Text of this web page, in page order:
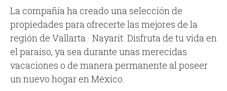
La compañía ha creado una selección de
propiedades para ofrecerte las mejores de la
región de Vallarta · Nayarit. Disfruta de tu vida en
el paraíso, ya sea durante unas merecidas
vacaciones o de manera permanente al poseer
un nuevo hogar en México.